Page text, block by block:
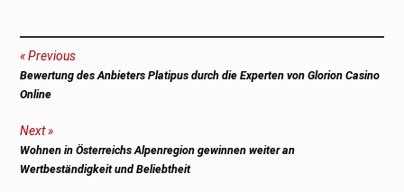
Beitragsnavigation
Previous
Previous
post:
Bewertung des Anbieters Platipus durch die Experten von Glorion Casino
Online
Next
Next
post:
Wohnen in Österreichs Alpenregion gewinnen weiter an
Wertbeständigkeit und Beliebtheit